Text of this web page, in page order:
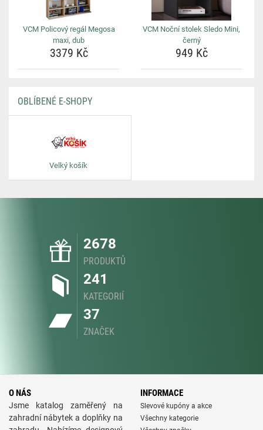
VCM Policový regál Megosa
maxi, dub
3379 Kč
VCM Noční stolek Sledo Mini,
černý
949 Kč
OBLÍBENÉ E-SHOPY
Velký košík
2678
PRODUKTŮ
241
KATEGORIÍ
37
ZNAČEK
O NÁS
Jsme katalog zaměřený na
zahradní nábytek a doplňky na
INFORMACE
Slevové kupóny a akce
Všechny kategorie